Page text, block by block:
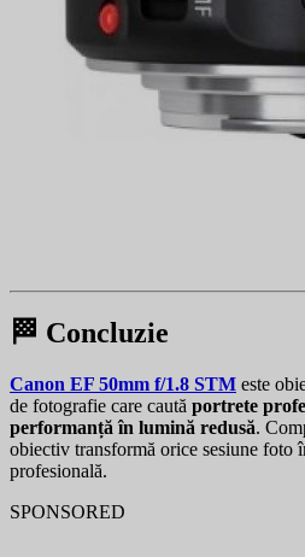
🏁 Concluzie
Canon EF 50mm f/1.8 STM este
de fotografie care caută portrete
performanță în lumină redusă.
obiectiv transformă orice sesiune foto
profesională.
SPONSORED